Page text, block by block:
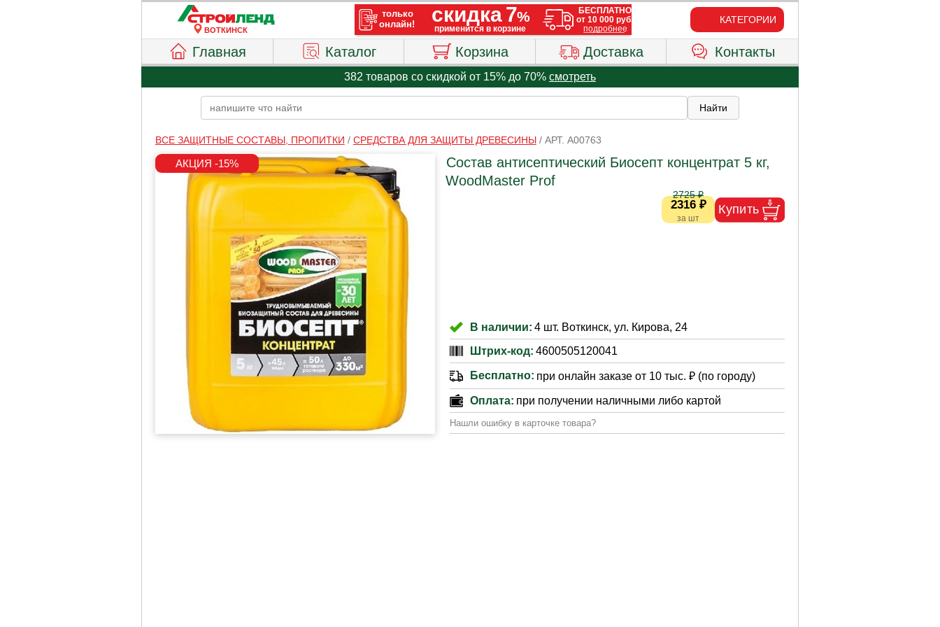
ВОТКИНСК
КАТЕГОРИИ
Главная Каталог Корзина Доставка Контакты
382 товаров со скидкой от 15% до 70% смотреть
ВСЕ ЗАЩИТНЫЕ СОСТАВЫ, ПРОПИТКИ / СРЕДСТВА ДЛЯ ЗАЩИТЫ ДРЕВЕСИНЫ/ АРТ. A00763
Состав антисептический Биосепт концентрат 5 кг,
WoodMaster Prof
2316 ₽
2725 ₽
В наличии: 4 шт. Воткинск, ул. Кирова, 24
Штрих-код: 4600505120041
Бесплатно: при онлайн заказе от 10 тыс. ₽ (по городу)
Оплата: при получении наличными либо картой
Нашли ошибку в карточке товара?